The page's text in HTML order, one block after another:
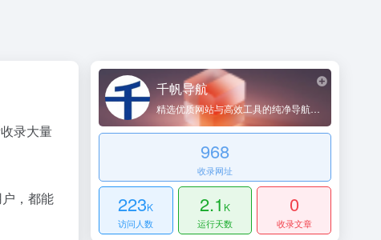
录大量
，都能
千帆导航
精选优质网站与高效工具的纯净导航平台
968
收录网址
223K
访问人数
2.1 K
运行天数
0
收录文章